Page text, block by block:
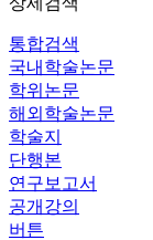
통합검색
국내학술논문
학위논문
해외학술논문
학술지
단행본
연구보고서
공개강의
버튼